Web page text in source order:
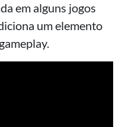
em alguns jogos
um elemento